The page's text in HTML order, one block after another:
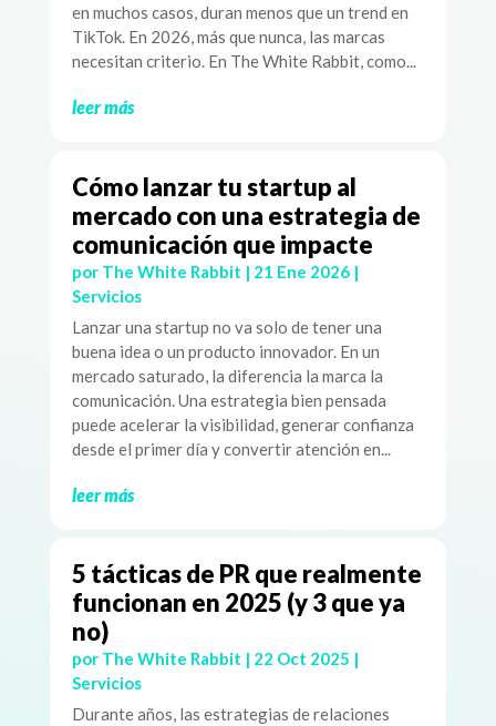
en muchos casos, duran menos que un trend en
TikTok. En 2026, más que nunca, las marcas
necesitan criterio. En The White Rabbit, como...
leer más
Cómo lanzar tu startup al
mercado con una estrategia de
comunicación que impacte
por The White Rabbit | 21 Ene 2026|
Servicios
Lanzar una startup no va solo de tener una
buena idea o un producto innovador. En un
mercado saturado, la diferencia la marca la
comunicación. Una estrategia bien pensada
puede acelerar la visibilidad, generar confianza
desde el primer día y convertir atención en...
leer más
5 tácticas de PR que realmente
funcionan en 2025 (y 3 que ya
no)
por The White Rabbit | 22 Oct 2025 |
Servicios
Durante años, las estrategias de relaciones